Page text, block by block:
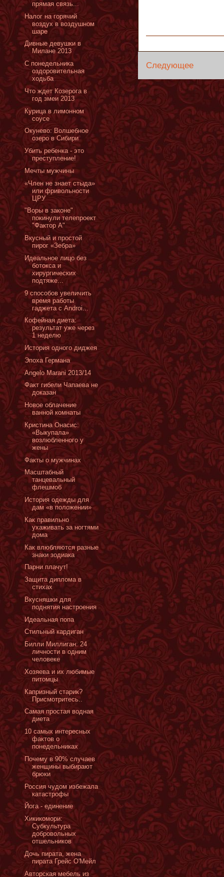
Следующее
прямая связь...
Налог на горячий
воздух в воздушном
шаре
Дивные девушки в
Милане 2013
С понедельника
оздоровительная
ходьба
Что ждет Козерога в
год змеи 2013
Курица в лимонном
соусе
Окунево: Волшебное
озеро в Сибири
Убить ребенка - это
преступление!
Мечты мужчины
«Член не знает стыда»
или фривольности
ЦРУ
"Воры в законе"
покинули телепроект
"Фактор А"
Вкусный и простой
пирог «Зебра»
Идеальное лицо без
ботокса и
хирургических
подтяже...
9 способов увеличить
время работы
гаджета с Androi...
Кофейная диета:
результат уже через
1 неделю
История одного диджея
Эпоха Германа
Angelo Marani 2013/14
Факт гибели Чапаева не
доказан
Новое облачение
ванной комнаты
Кристина Онасис:
«Выкупала»
возлюбленного у
жены
Факты о мужчинах
Масштабный
танцевальный
флешмоб
История одежды для
дам «в положении»
Как правильно
ухаживать за ногтями
дома
Как влюбляются разные
знаки зодиака
Парни плачут!
Защита диплома в
стихах
Вкусняшки для
поднятия настроения
Идеальная попа
Стильный кардиган
Билли Миллиган: 24
личности в одним
человеке
Xозяева и их любимые
питомцы
Капризный старик?
Присмотритесь..
Самая простая водная
диета
10 самых интересных
фактов о
понедельниках
Почему в 90% случаев
женщины выбирают
брюки
Россия чудом избежала
катастрофы
Йога - единение
Хикикомори:
Cубкультура
добровольных
отшельников
Дочь пирата, жена
пирата Грейс О'Мейл
Авторская мебель из